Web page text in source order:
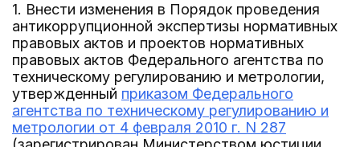
1. Внести изменения в Порядок проведения
антикоррупционной экспертизы нормативных
правовых актов и проектов нормативных
правовых актов Федерального агентства по
техническому регулированию и метрологии,
утвержденный приказом Федерального
агентства по техническому регулированию и
метрологии от 4 февраля 2010 г. N 287